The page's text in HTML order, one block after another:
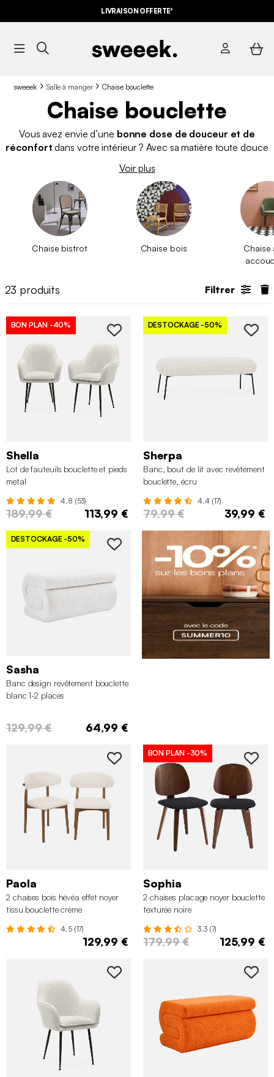
LIVRAISON OFFERTE*
sweeek Salle à manger Chaise bouclette
Chaise bouclette
Vous avez envie d’une bonne dose de douceur et de
réconfort dans votre intérieur ? Avec sa matière toute douce
confortable. Que ce soit avec des pieds en bois, en rotin pour
un look naturel ou en métal pour look plus sophistiqué, la
chaise bouclettecrée une ambiance cosy pour vos repas en
famille ou entre amis. Retrouvez aussi toutes
nos autres
chaisespour votre salle à manger sur cette page.
Voir plus
Chaise bistrot Chaise bois
Chaise
23 produits Filtrer
BON PLAN -40%
Shella
Lot de fauteuils bouclette et pieds
metal
4.8 (53)
189,99 € 113,99 €
DESTOCKAGE -50%
Sherpa
Banc, bout de lit avec revêtement
bouclette, écru
4.4 (17)
79,99 € 39,99 €
DESTOCKAGE -50%
Sasha
Banc design revêtement bouclette
blanc 1-2 places
129,99 € 64,99 €
Paola
2 chaises bois hévéa effet noyer
tissu bouclette crème
4.5 (17)
129,99 €
BON PLAN -30%
Sophia
2 chaises placage noyer bouclette
texturée noire
3.3 (7)
179,99 € 125,99 €